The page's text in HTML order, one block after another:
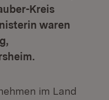
Kreis
waren
im Land